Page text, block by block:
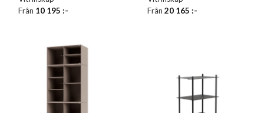
Från 10 195:-
Från20 165:-